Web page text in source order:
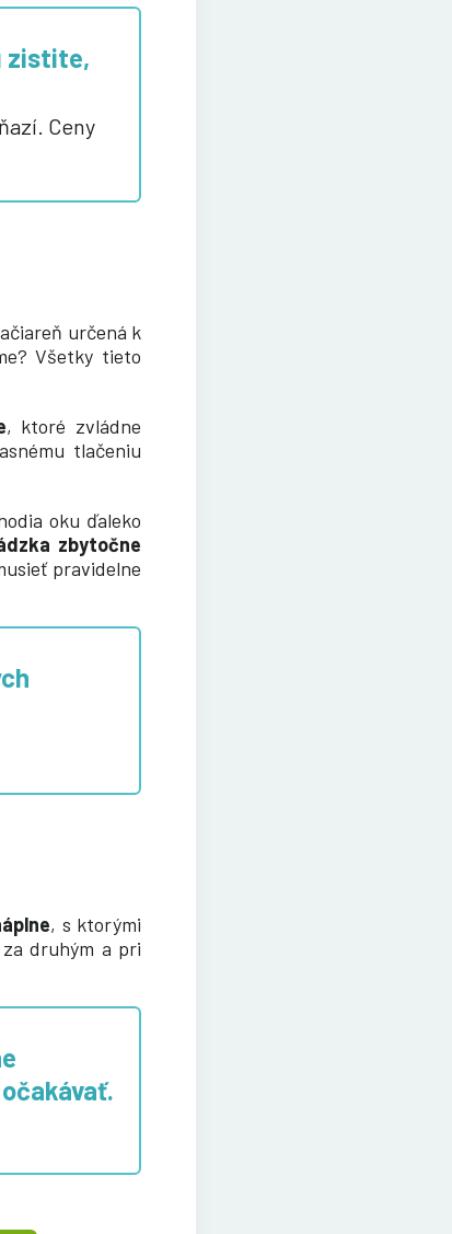
zistite,
Ceny
určená k
Všetky tieto
, ktoré zvládne
tlačeniu
oku ďaleko
zbytočne
pravidelne
, s ktorými
druhým a pri